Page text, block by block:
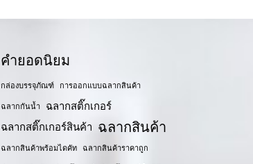
คำยอดนิยม
กล่องบรรจุภัณฑ์ การออกแบบฉลากสินค้า
ฉลากกันน้ำ
ฉลากสติ๊กเกอร์
ฉลากสติ๊กเกอร์สินค้า
ฉลากสินค้า
ฉลากสินค้าพร้อมไดคัท ฉลากสินค้าราคาถูก